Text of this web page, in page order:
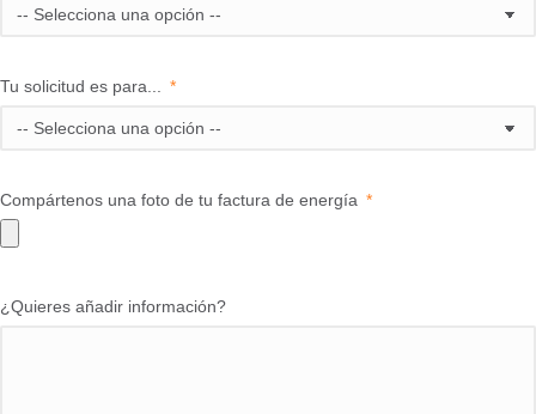
Tu solicitud es para...
Compártenos una foto de tu factura de energía
¿Quieres añadir información?